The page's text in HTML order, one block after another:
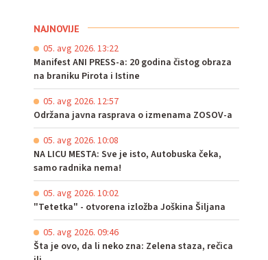
NAJNOVIJE
05. avg 2026. 13:22
Manifest ANI PRESS-a: 20 godina čistog obraza
na braniku Pirota i Istine
05. avg 2026. 12:57
Održana javna rasprava o izmenama ZOSOV-a
05. avg 2026. 10:08
NA LICU MESTA: Sve je isto, Autobuska čeka,
samo radnika nema!
05. avg 2026. 10:02
"Tetetka" - otvorena izložba Joškina Šiljana
05. avg 2026. 09:46
Šta je ovo, da li neko zna: Zelena staza, rečica